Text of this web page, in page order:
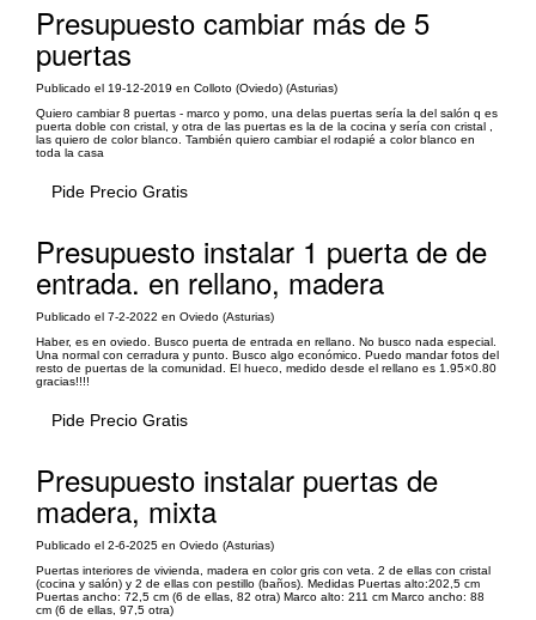
Presupuesto cambiar más de 5
puertas
Publicado el 19-12-2019 en Colloto (Oviedo) (Asturias)
Quiero cambiar 8 puertas - marco y pomo, una delas puertas sería la del salón q es
puerta doble con cristal, y otra de las puertas es la de la cocina y sería con cristal ,
las quiero de color blanco. También quiero cambiar el rodapié a color blanco en
toda la casa
Pide Precio Gratis
Presupuesto instalar 1 puerta de de
entrada. en rellano, madera
Publicado el 7-2-2022 en Oviedo (Asturias)
Haber, es en oviedo. Busco puerta de entrada en rellano. No busco nada especial.
Una normal con cerradura y punto. Busco algo económico. Puedo mandar fotos del
resto de puertas de la comunidad. El hueco, medido desde el rellano es 1.95×0.80
gracias!!!!
Pide Precio Gratis
Presupuesto instalar puertas de
madera, mixta
Publicado el 2-6-2025 en Oviedo (Asturias)
Puertas interiores de vivienda, madera en color gris con veta. 2 de ellas con cristal
(cocina y salón) y 2 de ellas con pestillo (baños). Medidas Puertas alto:202,5 cm
Puertas ancho: 72,5 cm (6 de ellas, 82 otra) Marco alto: 211 cm Marco ancho: 88
cm (6 de ellas, 97,5 otra)